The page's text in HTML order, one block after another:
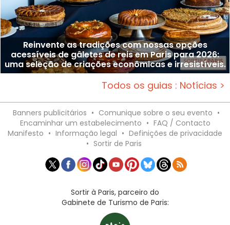
Reinvente as tradições com nossas opções
acessíveis de gâletes de reis em Paris para 2026:
uma seleção de criações econômicas e irresistíveis.
Todos os guias : Notícias >
Banners publicitários • Comunique sobre o seu evento •
Encaminhar um estabelecimento • FAQ / Contacto
Manifesto • Informação legal • Definições de privacidade
• Sortir de Paris
Sortir à Paris, parceiro do
Gabinete de Turismo de Paris: